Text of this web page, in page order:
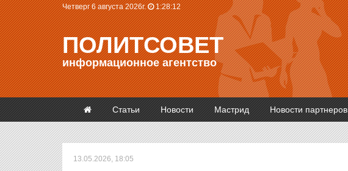
Четверг 6 августа 2026г. 1:28:13
ПОЛИТСОВЕТ
информационное агентство
Статьи Новости Мастрид Новости партнеров
13.05.2026, 18:05